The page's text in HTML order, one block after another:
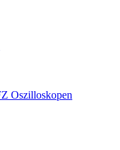
Oszilloskopen